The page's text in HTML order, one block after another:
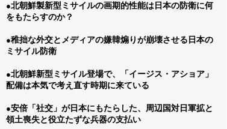
●北朝鮮製新型ミサイルの画期的性能は日本の防衛に何
をもたらすのか？
●稚拙な外交とメディアの嫌韓煽りが崩壊させる日本の
ミサイル防衛
●北朝鮮新型ミサイル登場で、「イージス・アショア」
配備は本気で考え直す時期に来ている
●安倍「社交」が日本にもたらした、周辺国対日軍拡と
領土喪失と役立たずな兵器の支払い